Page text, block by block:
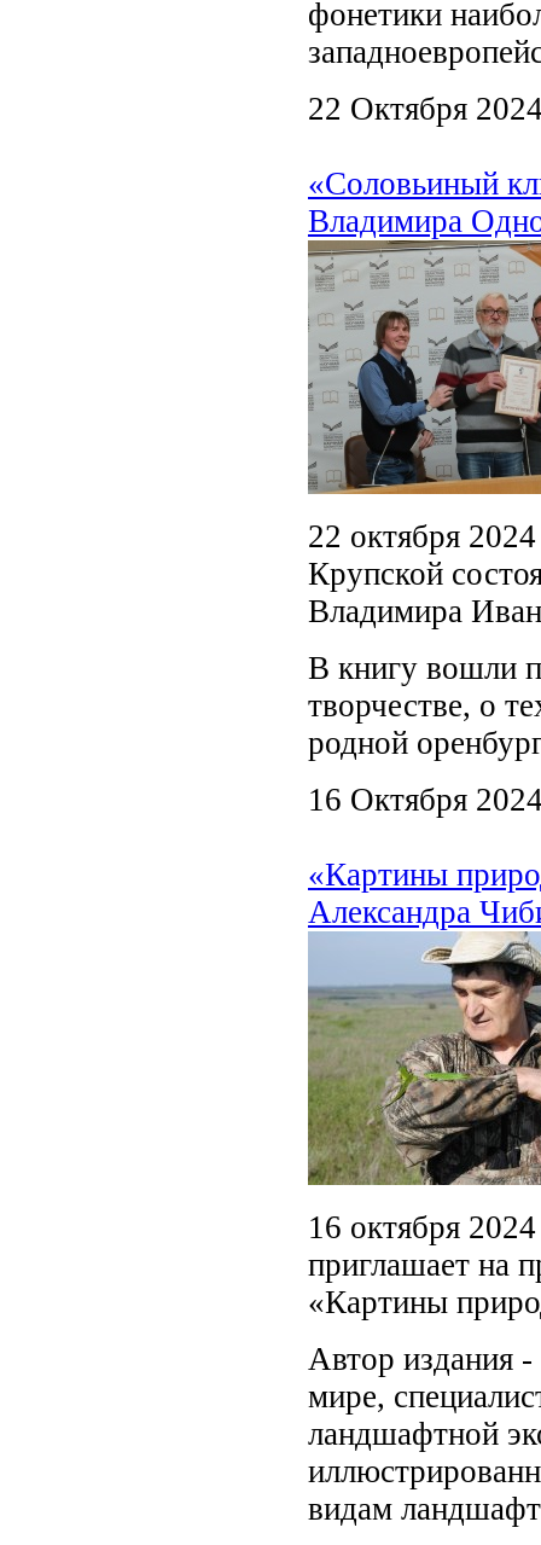
фонетики
22 Октября
«Соловьиный
Владимира
22 октября
Крупской
Владимира
В книгу вошли
творчестве, о
родной
16 Октября
«Картины
Александра
16 октября
приглашает на
«Картины
Автор издания
мире,
ландшафтной
видам